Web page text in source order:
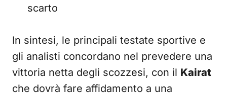
scarto
In sintesi, le principali testate sportive e
gli analisti concordano nel prevedere una
vittoria netta degli scozzesi, con il Kairat
che dovrà fare affidamento a una